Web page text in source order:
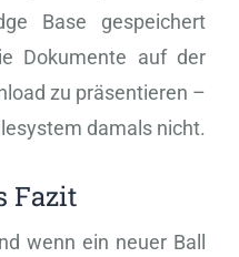
Base gespeichert
Dokumente auf der
zu präsentieren –
damals nicht.
Fazit
wenn ein neuer Ball